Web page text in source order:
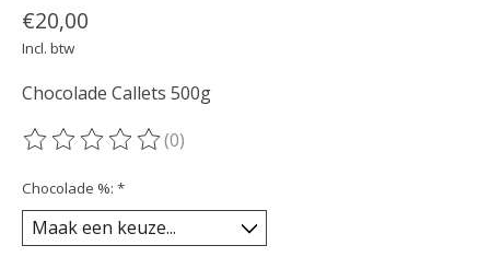
€20,00
Incl. btw
Chocolade Callets 500g
De beoordeling van dit product is
(0)
Chocolade %: *